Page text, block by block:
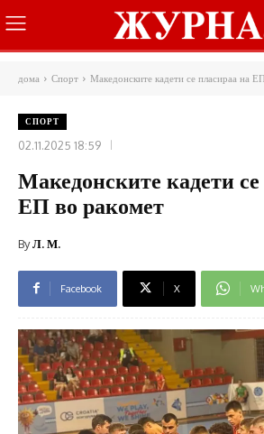
дома Спорт Македонските кадети се пласираа на
СПОРТ
02.11.2025 18:59
Македонските кадети
ЕП во ракомет
ByЛ. М.
Facebook X